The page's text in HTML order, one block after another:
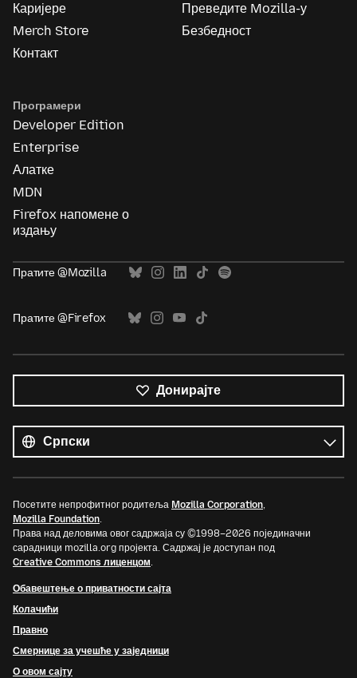
Каријере
Merch Store
Контакт
Преведите Mozilla-у
Безбедност
Програмери
Developer Edition
Enterprise
Алатке
MDN
Firefox напомене о
издању
Пратите @Mozilla
Пратите @Firefox
Донирајте
језици
Језик
Посетите непрофитног родитеља Mozilla Corporation,
Mozilla Foundation.
Права над деловима овог садржаја су ©1998–2026 појединачни
сарадници mozilla.org пројекта. Садржај је доступан под
Creative Commons лиценцом.
Обавештење о приватности сајта
Колачићи
Правно
Смернице за учешће у заједници
О овом сајту